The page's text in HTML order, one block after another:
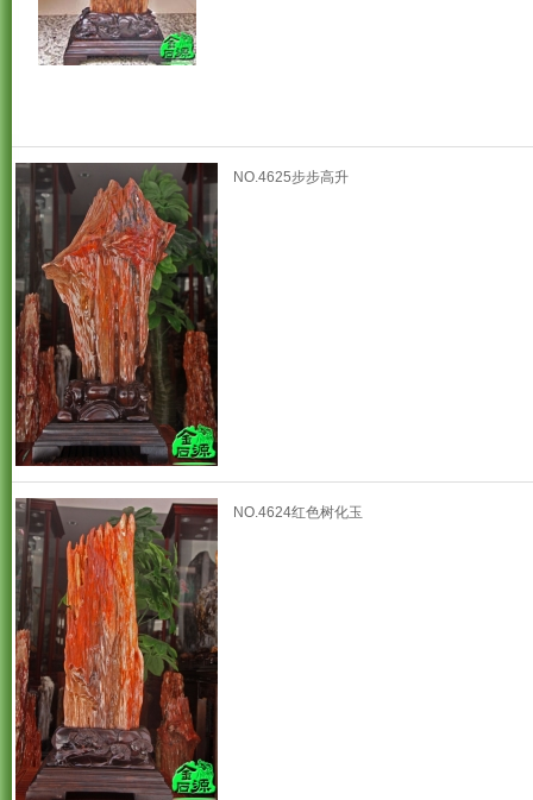
NO.4625步步高升
NO.4624红色树化玉